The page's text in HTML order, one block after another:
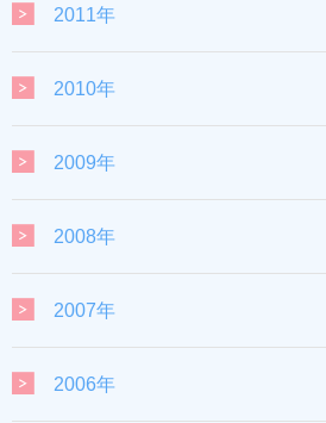
2011年
2010年
2009年
2008年
2007年
2006年